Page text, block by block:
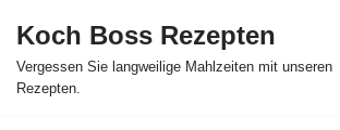
Skip
to
Koch Boss Rezepten
Vergessen Sie langweilige Mahlzeiten mit unseren
Rezepten.